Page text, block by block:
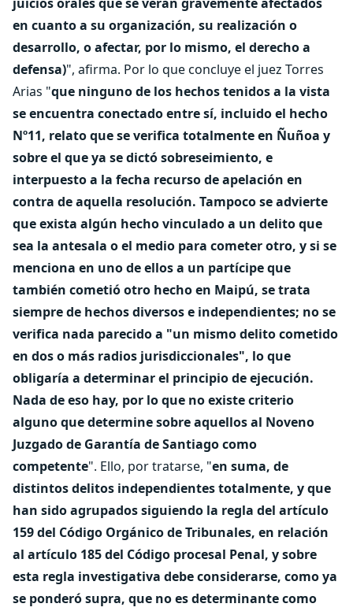
en cuanto a su organización, su realización o
desarrollo, o afectar, por lo mismo, el derecho a
defensa)", afirma. Por lo que concluye el juez Torres
Arias "que ninguno de los hechos tenidos a la vista
se encuentra conectado entre sí, incluido el hecho
Nº11, relato que se verifica totalmente en Ñuñoa y
sobre el que ya se dictó sobreseimiento, e
interpuesto a la fecha recurso de apelación en
contra de aquella resolución. Tampoco se advierte
que exista algún hecho vinculado a un delito que
sea la antesala o el medio para cometer otro, y si se
menciona en uno de ellos a un partícipe que
también cometió otro hecho en Maipú, se trata
siempre de hechos diversos e independientes; no se
verifica nada parecido a "un mismo delito cometido
en dos o más radios jurisdiccionales", lo que
obligaría a determinar el principio de ejecución.
Nada de eso hay, por lo que no existe criterio
alguno que determine sobre aquellos al Noveno
Juzgado de Garantía de Santiago como
competente". Ello, por tratarse, "en suma, de
distintos delitos independientes totalmente, y que
han sido agrupados siguiendo la regla del artículo
159 del Código Orgánico de Tribunales, en relación
al artículo 185 del Código procesal Penal, y sobre
esta regla investigativa debe considerarse, como ya
se ponderó supra, que no es determinante como